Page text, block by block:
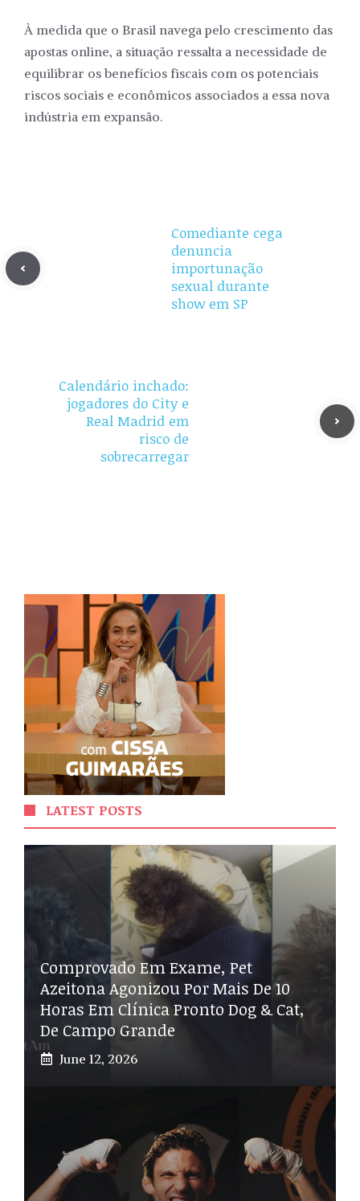
À medida que o Brasil navega pelo crescimento das
apostas online, a situação ressalta a necessidade de
equilibrar os benefícios fiscais com os potenciais
riscos sociais e econômicos associados a essa nova
indústria em expansão.
Comediante cega
denuncia
importunação
sexual durante
show em SP
Calendário inchado:
jogadores do City e
Real Madrid em
risco de
sobrecarregar
LATEST POSTS
Comprovado Em Exame, Pet
Azeitona Agonizou Por Mais De 10
Horas Em Clínica Pronto Dog & Cat,
De Campo Grande
June 12, 2026